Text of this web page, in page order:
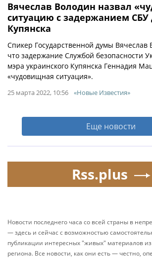
Вячеслав Володин назвал
ситуацию с задержанием СБУ
Купянска
Спикер Государственной думы Вячеслав
что задержание Службой безопасности
мэра украинского Купянска Геннадия
«чудовищная ситуация».
25 марта 2022, 10:56 «Новые Известия»
Еще новости
Rss.plus
Новости последнего часа со всей страны в
— здесь и сейчас с возможностью
публикации интересных "живых" материалов
региона. Все новости, как они есть — честно,